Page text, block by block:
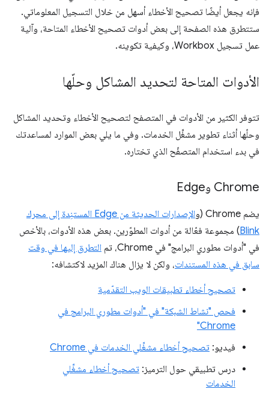
فإنه يجعل أيضًا تصحيح الأخطاء أسهل من خلال التسجيل المعلوماتي.
ستتطرق هذه الصفحة إلى بعض أدوات تصحيح الأخطاء المتاحة، وآلية
عمل تسجيل Workbox، وكيفية تكوينه.
الأدوات المتاحة لتحديد المشاكل وحلّها
تتوفر الكثير من الأدوات في المتصفح لتصحيح الأخطاء وتحديد المشاكل
وحلّها أثناء تطوير مشغِّل الخدمات. وفي ما يلي بعض الموارد لمساعدتك
في بدء استخدام المتصفّح الذي تختاره.
Chrome وEdge
يضم Chrome (و
الإصدارات الحديثة من Edge المستنِدة إلى محرك
Blink) مجموعة فعّالة من أدوات المطوّرين. بعض هذه الأدوات، بالأخص
في "أدوات مطوري البرامج" في Chrome، تم
التطرق إليها في وقت
سابق في هذه المستندات، ولكن لا يزال هناك المزيد لاكتشافه:
تصحيح أخطاء تطبيقات الويب التقدّمية
فحص "نشاط الشبكة" في "أدوات مطوري البرامج في
Chrome"
فيديو: تصحيح أخطاء مشغِّلي الخدمات في Chrome
درس تطبيقي حول الترميز: تصحيح أخطاء مشغِّلي
الخدمات